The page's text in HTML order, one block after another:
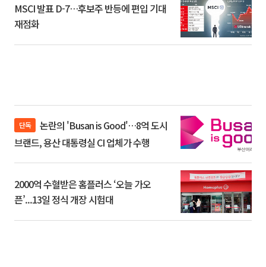
MSCI 발표 D-7…후보주 반등에 편입 기대
재점화
단독
브랜드, 용산 대통령실 CI 업체가 수행
2000억 수혈받은 홈플러스 ‘오늘 가오
픈’...13일 정식 개장 시험대